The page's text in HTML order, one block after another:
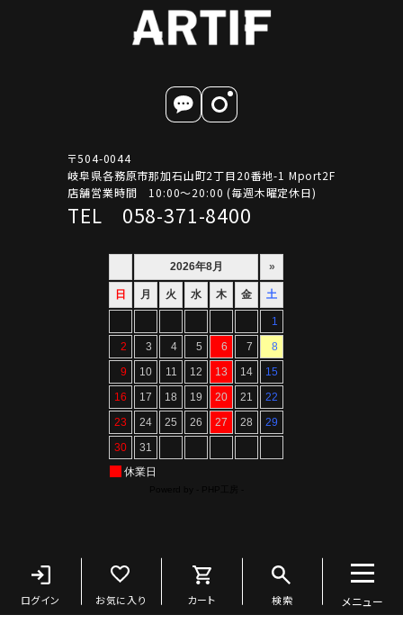
〒504-0044
岐阜県各務原市那加石山町2丁目20番地-1 Mport2F
店舗営業時間 10:00～20:00 (毎週木曜定休日)
TEL 058-371-8400
Copyright ©ARTIF All Rights Reserved.